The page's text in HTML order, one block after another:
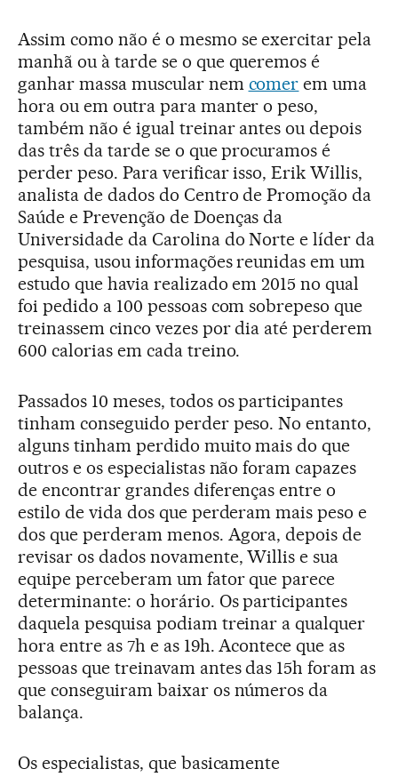
Assim como não é o mesmo se exercitar pela
manhã ou à tarde se o que queremos é
ganhar massa muscular nem comer em uma
hora ou em outra para manter o peso,
também não é igual treinar antes ou depois
das três da tarde se o que procuramos é
perder peso. Para verificar isso, Erik Willis,
analista de dados do Centro de Promoção da
Saúde e Prevenção de Doenças da
Universidade da Carolina do Norte e líder da
pesquisa, usou informações reunidas em um
estudo que havia realizado em 2015 no qual
foi pedido a 100 pessoas com sobrepeso que
treinassem cinco vezes por dia até perderem
600 calorias em cada treino.
Passados 10 meses, todos os participantes
tinham conseguido perder peso. No entanto,
alguns tinham perdido muito mais do que
outros e os especialistas não foram capazes
de encontrar grandes diferenças entre o
estilo de vida dos que perderam mais peso e
dos que perderam menos. Agora, depois de
revisar os dados novamente, Willis e sua
equipe perceberam um fator que parece
determinante: o horário. Os participantes
daquela pesquisa podiam treinar a qualquer
hora entre as 7h e as 19h. Acontece que as
pessoas que treinavam antes das 15h foram as
que conseguiram baixar os números da
balança.
Os especialistas, que basicamente